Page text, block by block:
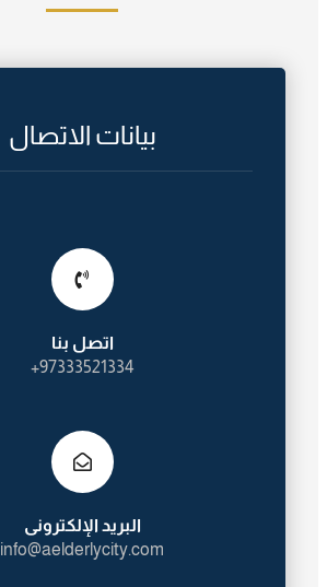
بيانات الاتصال
اتصل بنا
97333521334+
البريد الإلكترونى
info@aelderlycity.com